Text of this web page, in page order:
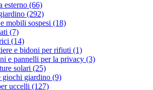
esterno (66)
(292)
mobili sospesi (18)
(7)
(14)
e bidoni per rifiuti (1)
e pannelli per la privacy (3)
solari (25)
giochi giardino (9)
uccelli (127)